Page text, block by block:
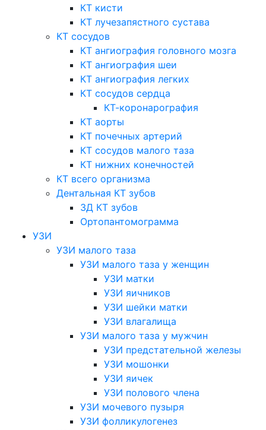
КТ кисти
КТ лучезапястного сустава
КТ сосудов
КТ ангиография головного мозга
КТ ангиография шеи
КТ ангиография легких
КТ сосудов сердца
КТ-коронарография
КТ аорты
КТ почечных артерий
КТ сосудов малого таза
КТ нижних конечностей
КТ всего организма
Дентальная КТ зубов
3Д КТ зубов
Ортопантомограмма
УЗИ
УЗИ малого таза
УЗИ малого таза у женщин
УЗИ матки
УЗИ яичников
УЗИ шейки матки
УЗИ влагалища
УЗИ малого таза у мужчин
УЗИ предстательной железы
УЗИ мошонки
УЗИ яичек
УЗИ полового члена
УЗИ мочевого пузыря
УЗИ фолликулогенез